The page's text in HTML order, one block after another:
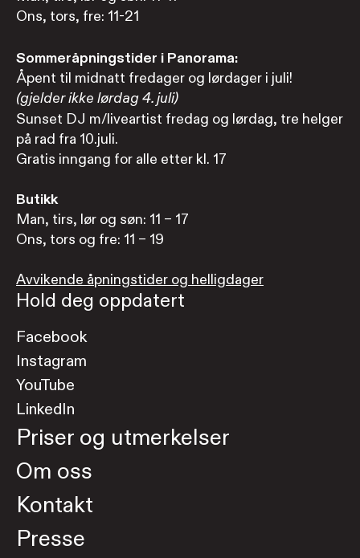
Ons, tors, fre: 11-21
Sommeråpningstider i Panorama:
Åpent til midnatt fredager og lørdager i juli!
(gjelder ikke lørdag 4. juli)
Sunset DJ m/liveartist fredag og lørdag, tre helger
på rad fra 10.juli.
Gratis inngang for alle etter kl. 17
Butikk
Man, tirs, lør og søn: 11 – 17
Ons, tors og fre: 11 – 19
Avvikende åpningstider og helligdager
Hold deg oppdatert
Facebook
Instagram
YouTube
LinkedIn
Priser og utmerkelser
Om oss
Kontakt
Presse